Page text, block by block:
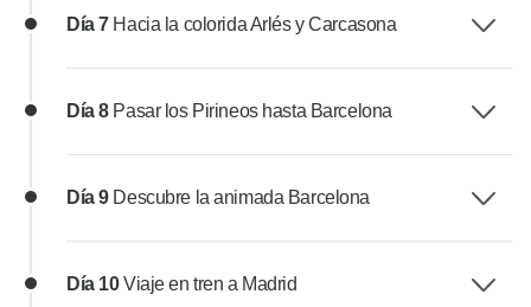
Día 7 Hacia la colorida Arlés y Carcasona
Día 8 Pasar los Pirineos hasta Barcelona
Día 9 Descubre la animada Barcelona
Día 10Viaje en tren a Madrid